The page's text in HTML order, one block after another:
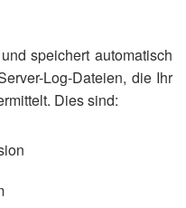
speichert automatisch
Log-Dateien, die Ihr
Dies sind: